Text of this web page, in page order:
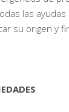
las
su origen y